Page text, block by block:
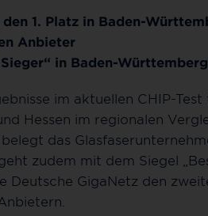
1. Platz in Baden-
Anbieter
in Baden-Württemberg
im aktuellen CHIP-
Hessen im regionalen
das
zudem mit dem Siegel
Deutsche GigaNetz den